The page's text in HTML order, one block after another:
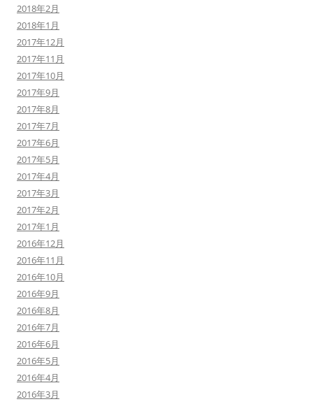
2018年2月
2018年1月
2017年12月
2017年11月
2017年10月
2017年9月
2017年8月
2017年7月
2017年6月
2017年5月
2017年4月
2017年3月
2017年2月
2017年1月
2016年12月
2016年11月
2016年10月
2016年9月
2016年8月
2016年7月
2016年6月
2016年5月
2016年4月
2016年3月